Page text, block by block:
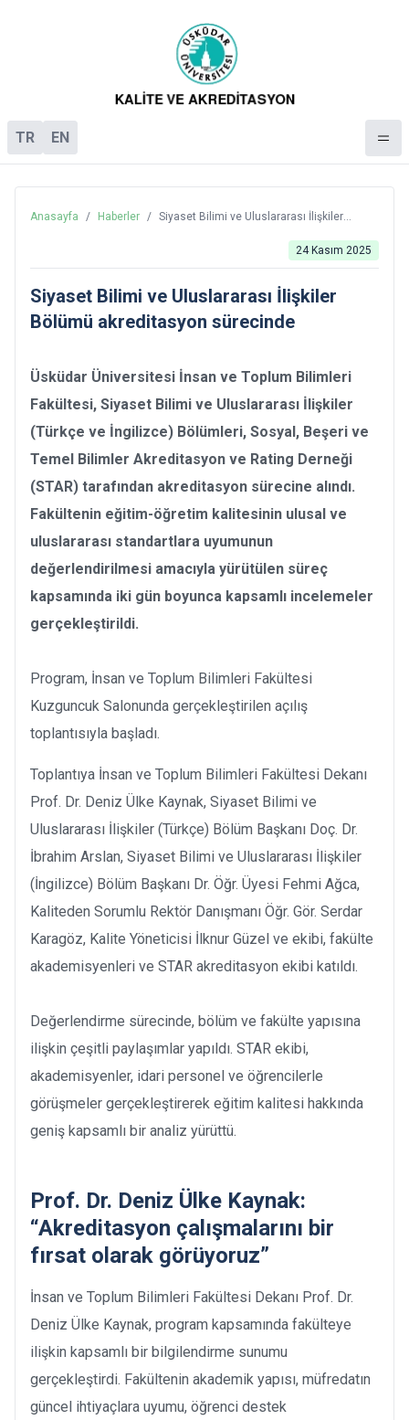
TR EN
Anasayfa / Haberler / Siyaset Bilimi ve Uluslararası İlişkiler
24 Kasım 2025
Siyaset Bilimi ve Uluslararası İlişkiler
Bölümü akreditasyon sürecinde
Üsküdar Üniversitesi İnsan ve Toplum Bilimleri
Fakültesi, Siyaset Bilimi ve Uluslararası İlişkiler
(Türkçe ve İngilizce) Bölümleri, Sosyal, Beşeri ve
Temel Bilimler Akreditasyon ve Rating Derneği
(STAR) tarafından akreditasyon sürecine alındı.
Fakültenin eğitim-öğretim kalitesinin ulusal ve
uluslararası standartlara uyumunun
değerlendirilmesi amacıyla yürütülen süreç
kapsamında iki gün boyunca kapsamlı incelemeler
gerçekleştirildi.
Program, İnsan ve Toplum Bilimleri Fakültesi
Kuzguncuk Salonunda gerçekleştirilen açılış
toplantısıyla başladı.
Toplantıya İnsan ve Toplum Bilimleri Fakültesi Dekanı
Prof. Dr. Deniz Ülke Kaynak, Siyaset Bilimi ve
Uluslararası İlişkiler (Türkçe) Bölüm Başkanı Doç. Dr.
İbrahim Arslan, Siyaset Bilimi ve Uluslararası İlişkiler
(İngilizce) Bölüm Başkanı Dr. Öğr. Üyesi Fehmi Ağca,
Kaliteden Sorumlu Rektör Danışmanı Öğr. Gör. Serdar
Karagöz, Kalite Yöneticisi İlknur Güzel ve ekibi, fakülte
akademisyenleri ve STAR akreditasyon ekibi katıldı.
Değerlendirme sürecinde, bölüm ve fakülte yapısına
ilişkin çeşitli paylaşımlar yapıldı. STAR ekibi,
akademisyenler, idari personel ve öğrencilerle
görüşmeler gerçekleştirerek eğitim kalitesi hakkında
geniş kapsamlı bir analiz yürüttü.
Prof. Dr. Deniz Ülke Kaynak:
“Akreditasyon çalışmalarını bir
fırsat olarak görüyoruz”
İnsan ve Toplum Bilimleri Fakültesi Dekanı Prof. Dr.
Deniz Ülke Kaynak, program kapsamında fakülteye
ilişkin kapsamlı bir bilgilendirme sunumu
gerçekleştirdi. Fakültenin akademik yapısı, müfredatın
güncel ihtiyaçlara uyumu, öğrenci destek